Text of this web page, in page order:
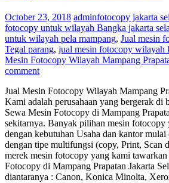
October 23, 2018 adminfotocopy jakarta
fotocopy untuk wilayah Bangka jakarta
untuk wilayah pela mampang, Jual mesin
Tegal parang, jual mesin fotocopy wilayah
Mesin Fotocopy Wilayah Mampang
comment
Jual Mesin Fotocopy Wilayah Mampang
Kami adalah perusahaan yang bergerak di
Sewa Mesin Fotocopy di Mampang
sekitarnya. Banyak pilihan mesin fotocopy
dengan kebutuhan Usaha dan kantor mulai
dengan tipe multifungsi (copy, Print, Scan
merek mesin fotocopy yang kami
Fotocopy di Mampang Prapatan Jakarta
diantaranya : Canon, Konica Minolta,